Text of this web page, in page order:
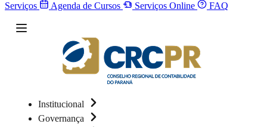
Serviços
Agenda de Cursos Serviços Online FAQ
Institucional
Governança